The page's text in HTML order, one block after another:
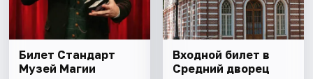
Билет Стандарт
Музей Магии
Входной билет в
Средний дворец